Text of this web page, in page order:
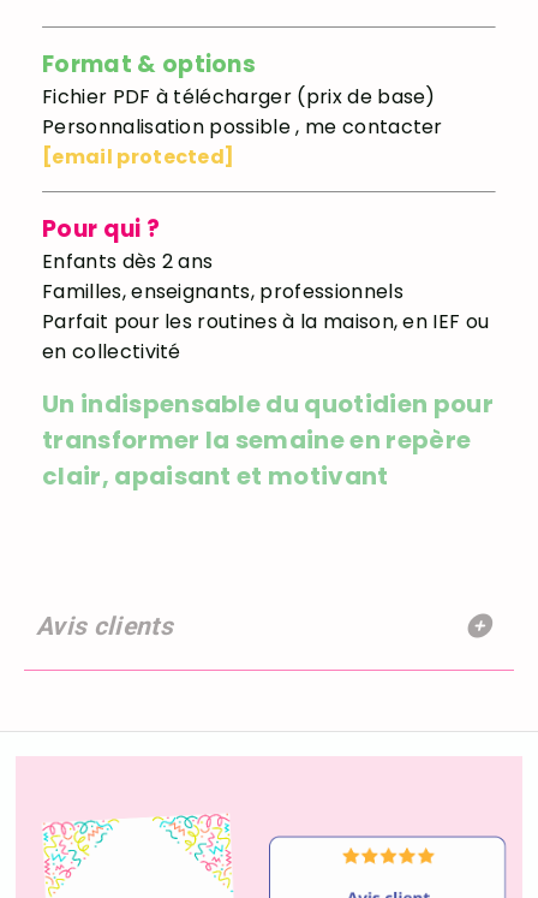
Format & options
Fichier PDF à télécharger (prix de base)
Personnalisation possible , me contacter
[email protected]
Pour qui ?
Enfants dès 2 ans
Familles, enseignants, professionnels
Parfait pour les routines à la maison, en IEF ou
en collectivité
Un indispensable du quotidien pour
transformer la semaine en repère
clair, apaisant et motivant
Avis clients